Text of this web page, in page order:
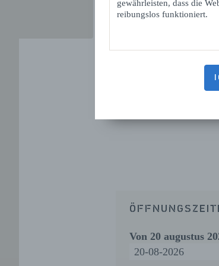
gewährleisten, dass die
reibungslos funktioniert.
Von 20 augustus
20-08-2026